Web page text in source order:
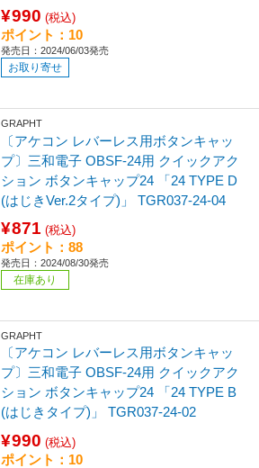
¥990 (税込)
ポイント：10
発売日：2024/06/03発売
お取り寄せ
GRAPHT
〔アケコン レバーレス用ボタンキャッ
プ〕三和電子 OBSF-24用 クイックアク
ション ボタンキャップ24 「24 TYPE D
(はじきVer.2タイプ)」 TGR037-24-04
¥871 (税込)
ポイント：88
発売日：2024/08/30発売
在庫あり
GRAPHT
〔アケコン レバーレス用ボタンキャッ
プ〕三和電子 OBSF-24用 クイックアク
ション ボタンキャップ24 「24 TYPE B
(はじきタイプ)」 TGR037-24-02
¥990 (税込)
ポイント：10